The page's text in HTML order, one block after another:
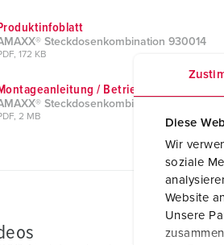
Diese
Wir
soziale
Website
Unsere
Steckdosenkombination 930014
172 KB
/ Betriebsanleitung
Steckdosenkombination 930014
2 MB